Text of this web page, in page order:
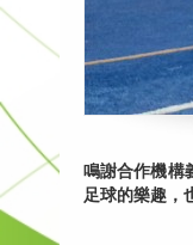
鳴謝合作機構
足球的樂趣，